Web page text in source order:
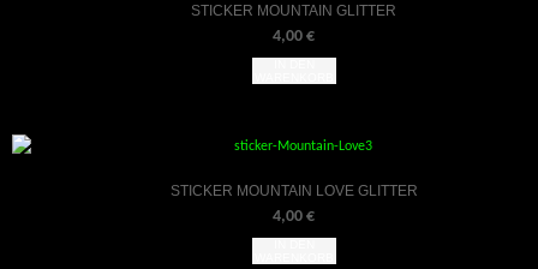
STICKER MOUNTAIN GLITTER
4,00 €
STICKER MOUNTAIN LOVE GLITTER
4,00 €